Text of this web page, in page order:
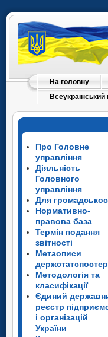
На головну
Про Головне
управління
Діяльність
Головного
управління
Для
Нормативно-
правова база
Термін подання
звітності
Метаописи
Методологія та
класифікації
Єдиний
реєстр
і організацій
України